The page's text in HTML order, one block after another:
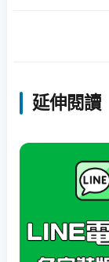
延伸閱讀